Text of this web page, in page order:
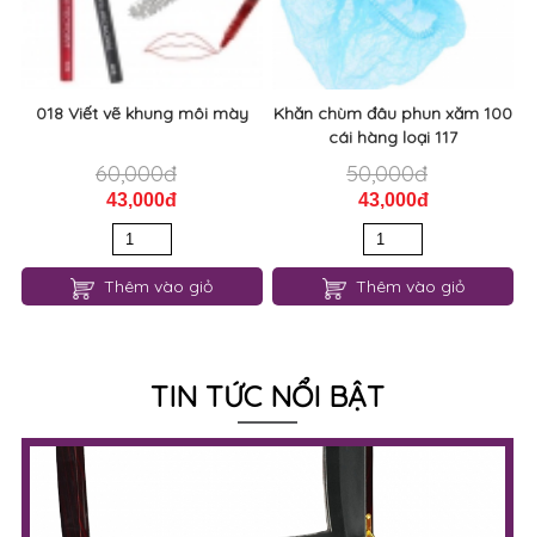
018 Viết vẽ khung môi mày
60,000đ
43,000đ
Thêm vào giỏ
Khăn chùm đâu phun xăm 100
cái hàng loại 117
50,000đ
43,000đ
Thêm vào giỏ
TIN TỨC NỔI BẬT